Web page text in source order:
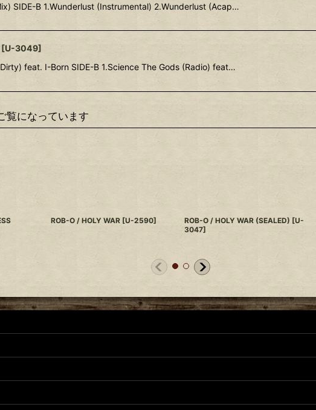
SIDE-B 1.Wunderlust (Instrumental) 2.Wunderlust (Acap…
[U-3049]
feat. I-Born SIDE-B 1.Science The Gods (Radio) feat…
覧になっています
ROB-O / HOLY WAR [U-2590] ROB-O / HOLY WAR (SEALED) [U-
3047]